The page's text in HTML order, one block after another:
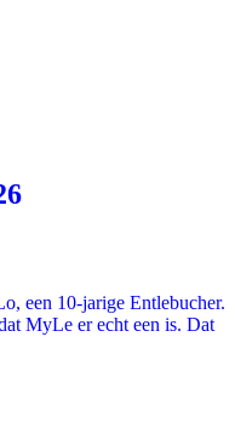
een 10-jarige Entlebucher.
MyLe er echt een is. Dat